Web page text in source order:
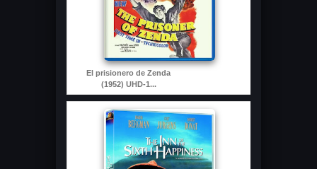
El prisionero de Zenda
(1952) UHD-1...